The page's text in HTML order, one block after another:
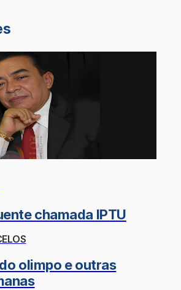
chamada IPTU
olimpo e outras